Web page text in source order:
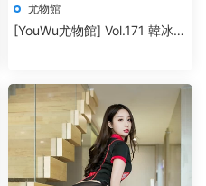
尤物館
[YouWu尤物館] Vol.171 韓冰冰